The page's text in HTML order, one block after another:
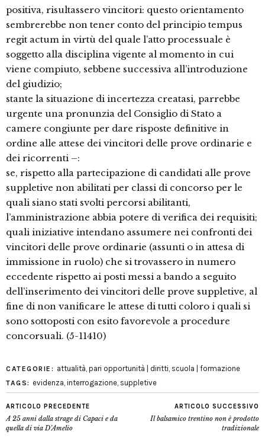
positiva, risultassero vincitori: questo orientamento
sembrerebbe non tener conto del principio tempus
regit actum in virtù del quale l’atto processuale è
soggetto alla disciplina vigente al momento in cui
viene compiuto, sebbene successiva all’introduzione
del giudizio;
stante la situazione di incertezza creatasi, parrebbe
urgente una pronunzia del Consiglio di Stato a
camere congiunte per dare risposte definitive in
ordine alle attese dei vincitori delle prove ordinarie e
dei ricorrenti –:
se, rispetto alla partecipazione di candidati alle prove
suppletive non abilitati per classi di concorso per le
quali siano stati svolti percorsi abilitanti,
l’amministrazione abbia potere di verifica dei requisiti;
quali iniziative intendano assumere nei confronti dei
vincitori delle prove ordinarie (assunti o in attesa di
immissione in ruolo) che si trovassero in numero
eccedente rispetto ai posti messi a bando a seguito
dell’inserimento dei vincitori delle prove suppletive, al
fine di non vanificare le attese di tutti coloro i quali si
sono sottoposti con esito favorevole a procedure
concorsuali. (5-11410)
CATEGORIE: attualità pari opportunità | diritti scuola | formazione
TAGS: evidenza interrogazione suppletive
ARTICOLO PRECEDENTE
A 25 anni dalla strage di Capaci e da
quella di via D’Amelio
ARTICOLO SUCCESSIVO
Il balsamico trentino non è prodotto
tradizionale